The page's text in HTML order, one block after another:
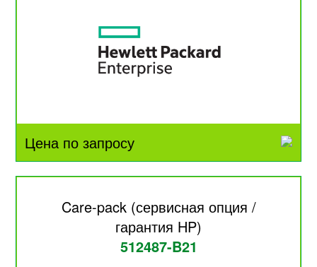
Цена по запросу
Care-pack (сервисная опция /
гарантия HP)
512487-B21